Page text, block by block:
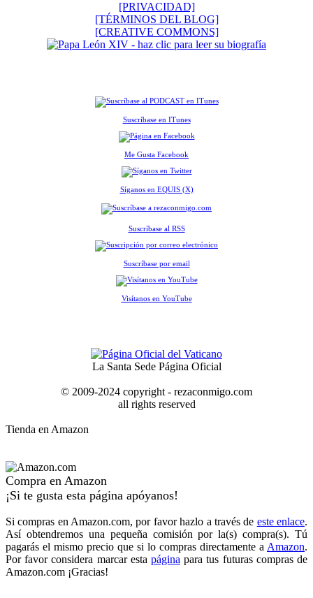
[PRIVACIDAD]
[TÉRMINOS DEL BLOG]
[CREATIVE COMMONS]
Suscríbase en ITunes
Me Gusta Facebook
Síganos en EQUIS (X)
Suscríbase al RSS
Suscríbase por email
Visítanos en YouTube
La Santa Sede Página Oficial
© 2009-2024 copyright - rezaconmigo.com
all rights reserved
Tienda en Amazon
Compra en Amazon
¡Si te gusta esta página apóyanos!
Si compras en Amazon.com, por favor hazlo a través de este enlace.
Así obtendremos una pequeña comisión por la(s) compra(s). Tú
pagarás el mismo precio que si lo compras directamente a Amazon.
Por favor considera marcar esta página para tus futuras compras de
Amazon.com ¡Gracias!